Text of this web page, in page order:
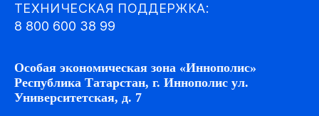
ТЕХНИЧЕСКАЯ ПОДДЕРЖКА:
8 800 600 38 99
Особая экономическая зона «Иннополис»
Республика Татарстан, г. Иннополис ул.
Университетская, д. 7